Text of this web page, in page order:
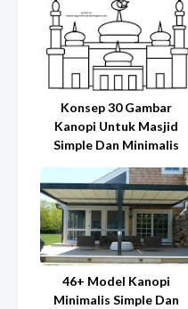
Konsep 30 Gambar
Kanopi Untuk Masjid
Simple Dan Minimalis
46+ Model Kanopi
Minimalis Simple Dan